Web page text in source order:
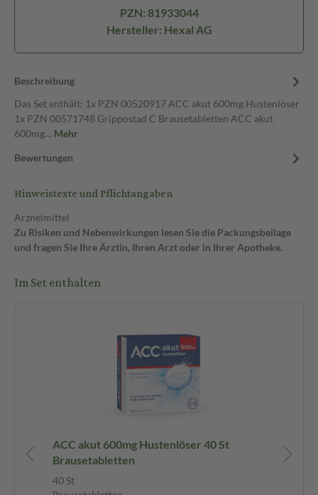
PZN: 81933044
Hersteller: Hexal AG
Beschreibung
Das Set enthält: 1x PZN 00520917 ACC akut 600mg Hustenlöser
1x PZN 00571748 Grippostad C Brausetabletten ACC akut
600mg… Mehr
Bewertungen
Hinweistexte und Pflichtangaben
Arzneimittel
Zu Risiken und Nebenwirkungen lesen Sie die Packungsbeilage
und fragen Sie Ihre Ärztin, Ihren Arzt oder in Ihrer Apotheke.
Im Set enthalten
ACC akut 600mg Hustenlöser 40 St
Brausetabletten
40 St